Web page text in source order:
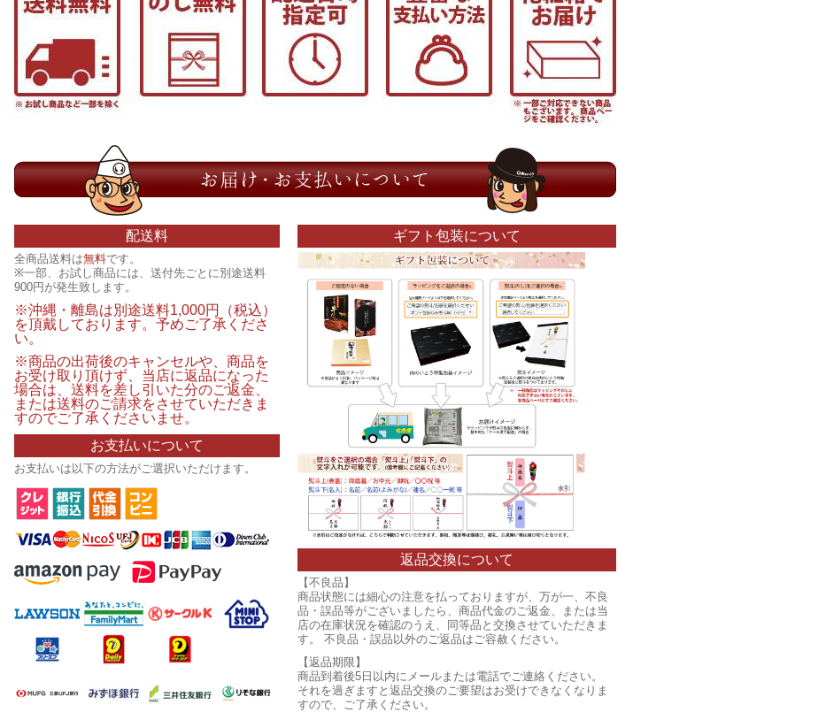
配送料
全商品送料は無料です。
※一部、お試し商品には、送付先ごとに別途送料
900円が発生致します。
※沖縄・離島は別途送料1,000円（税込）
を頂戴しております。予めご了承くださ
い。
※商品の出荷後のキャンセルや、商品を
お受け取り頂けず、当店に返品になった
場合は、送料を差し引いた分のご返金、
または送料のご請求をさせていただきま
すのでご了承くださいませ。
お支払いについて
お支払いは以下の方法がご選択いただけます。
ギフト包装について
返品交換について
【不良品】
商品状態には細心の注意を払っておりますが、万が一、不良
品・誤品等がございましたら、商品代金のご返金、または当
店の在庫状況を確認のうえ、同等品と交換させていただきま
す。 不良品・誤品以外のご返品はご容赦ください。
【返品期限】
商品到着後5日以内にメールまたは電話でご連絡ください。
それを過ぎますと返品交換のご要望はお受けできなくなりま
すので、ご了承ください。